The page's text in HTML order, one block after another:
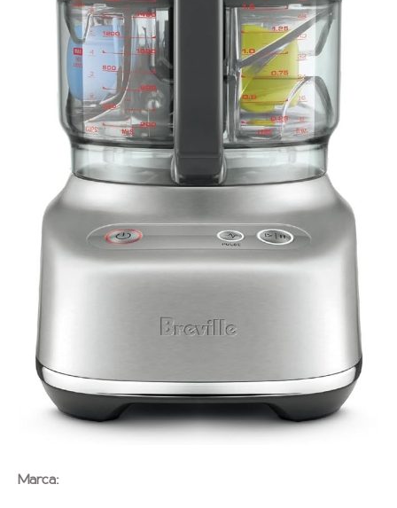
Marca: